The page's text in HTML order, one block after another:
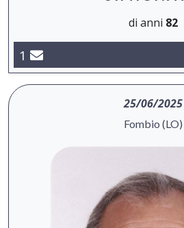
di anni 82
1
25/06/2025
Fombio (LO)